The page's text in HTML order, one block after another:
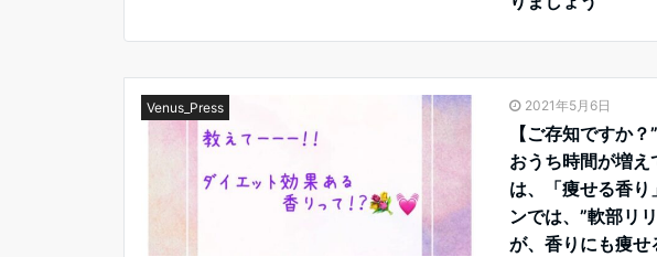
Venus_Press 2021年5月6日
【ご存知ですか
おうち時間が増え
は、「痩せる香
ンでは、”軟部リ
が、香りにも痩せ